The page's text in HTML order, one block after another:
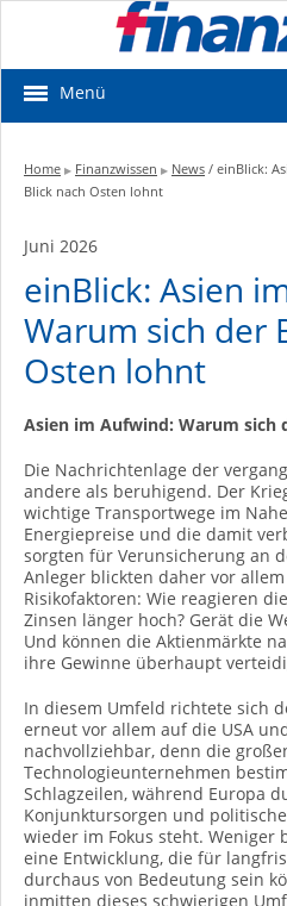
Menü
Home ▶ Finanzwissen ▶ News / einBlick:
Blick nach Osten lohnt
Juni 2026
einBlick: Asien
Warum sich der
Osten lohnt
Asien im Aufwind: Warum sich
Die Nachrichtenlage der
andere als beruhigend. Der
wichtige Transportwege im
Energiepreise und die damit
sorgten für Verunsicherung an
Anleger blickten daher vor
Risikofaktoren: Wie reagieren
Zinsen länger hoch? Gerät die
Und können die Aktienmärkte
ihre Gewinne überhaupt
In diesem Umfeld richtete sich
erneut vor allem auf die USA
nachvollziehbar, denn die
Technologieunternehmen
Schlagzeilen, während Europa
Konjunktursorgen und
wieder im Fokus steht. Weniger
eine Entwicklung, die für
durchaus von Bedeutung sein
inmitten dieses schwierigen